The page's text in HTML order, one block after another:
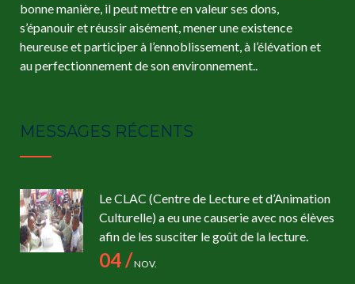
bonne manière, il peut mettre en valeur ses dons,
s’épanouir et réussir aisément, mener une existence
heureuse et participer à l’ennoblissement, à l’élévation et
au perfectionnement de son environnement..
MESSAGES RÉCENTS
Le CLAC (Centre de Lecture et d’Animation
Culturelle) a eu une causerie avec nos élèves
afin de les susciter le goût de la lecture.
04 /NOV.